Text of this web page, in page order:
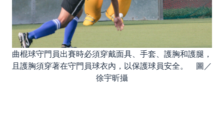
曲棍球守門員出賽時必須穿戴面具、手套、護胸和護腿，
且護胸須穿著在守門員球衣內，以保護球員安全。 圖／
徐宇昕攝